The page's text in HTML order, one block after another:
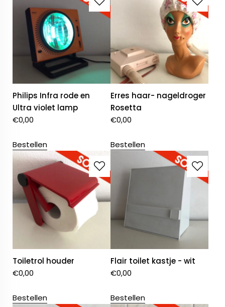
Philips Infra rode en
Ultra violet lamp
€0,00
Bestellen
Erres haar- nageldroger
Rosetta
€0,00
Bestellen
Toiletrol houder
€0,00
Bestellen
Flair toilet kastje - wit
€0,00
Bestellen